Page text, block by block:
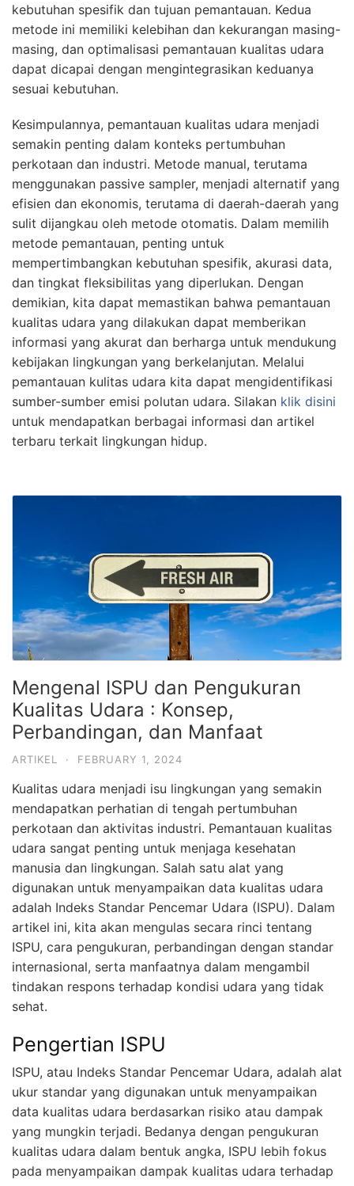
kebutuhan spesifik dan tujuan pemantauan. Kedua
metode ini memiliki kelebihan dan kekurangan masing-
masing, dan optimalisasi pemantauan kualitas udara
dapat dicapai dengan mengintegrasikan keduanya
sesuai kebutuhan.
Kesimpulannya, pemantauan kualitas udara menjadi
semakin penting dalam konteks pertumbuhan
perkotaan dan industri. Metode manual, terutama
menggunakan passive sampler, menjadi alternatif yang
efisien dan ekonomis, terutama di daerah-daerah yang
sulit dijangkau oleh metode otomatis. Dalam memilih
metode pemantauan, penting untuk
mempertimbangkan kebutuhan spesifik, akurasi data,
dan tingkat fleksibilitas yang diperlukan. Dengan
demikian, kita dapat memastikan bahwa pemantauan
kualitas udara yang dilakukan dapat memberikan
informasi yang akurat dan berharga untuk mendukung
kebijakan lingkungan yang berkelanjutan. Melalui
pemantauan kulitas udara kita dapat mengidentifikasi
sumber-sumber emisi polutan udara. Silakan klik disini
untuk mendapatkan berbagai informasi dan artikel
terbaru terkait lingkungan hidup.
Mengenal ISPU dan Pengukuran
Kualitas Udara : Konsep,
Perbandingan, dan Manfaat
ARTIKEL · FEBRUARY 1, 2024
Kualitas udara menjadi isu lingkungan yang semakin
mendapatkan perhatian di tengah pertumbuhan
perkotaan dan aktivitas industri. Pemantauan kualitas
udara sangat penting untuk menjaga kesehatan
manusia dan lingkungan. Salah satu alat yang
digunakan untuk menyampaikan data kualitas udara
adalah Indeks Standar Pencemar Udara (ISPU). Dalam
artikel ini, kita akan mengulas secara rinci tentang
ISPU, cara pengukuran, perbandingan dengan standar
internasional, serta manfaatnya dalam mengambil
tindakan respons terhadap kondisi udara yang tidak
sehat.
Pengertian ISPU
ISPU, atau Indeks Standar Pencemar Udara, adalah alat
ukur standar yang digunakan untuk menyampaikan
data kualitas udara berdasarkan risiko atau dampak
yang mungkin terjadi. Bedanya dengan pengukuran
kualitas udara dalam bentuk angka, ISPU lebih fokus
pada menyampaikan dampak kualitas udara terhadap